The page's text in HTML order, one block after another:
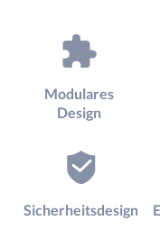
Modulares
Design
Sicherheitsdesign